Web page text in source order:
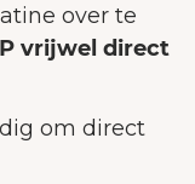
over te
vrijwel direct
om direct